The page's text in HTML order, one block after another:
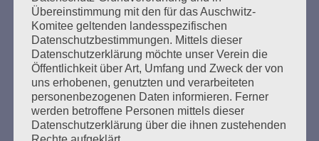
Heilanstalten und Konzentrationslager eingewiesen. Erst
2020 wurden sie durch den Bundestag als NS-Opfer
anerkannt.
mehr ...
Übereinstimmung mit den für das Auschwitz-
Komitee geltenden landesspezifischen
Datenschutzbestimmungen. Mittels dieser
Datenschutzerklärung möchte unser Verein die
Öffentlichkeit über Art, Umfang und Zweck der von
uns erhobenen, genutzten und verarbeiteten
personenbezogenen Daten informieren. Ferner
werden betroffene Personen mittels dieser
Datenschutzerklärung über die ihnen zustehenden